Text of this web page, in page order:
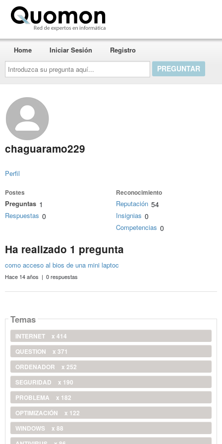
Introduzca
su
pregunta
aquí...
Home Iniciar Sesión Registro
chaguaramo229
Perfil
Postes
Preguntas 1
Respuestas 0
Reconocimiento
Reputación 54
Insignias 0
Competencias 0
Ha realizado 1 pregunta
como acceso al bios de una mini laptoc
Hace 14 años | 0 respuestas
Temas
INTERNET
x 414
QUESTION
x 371
ORDENADOR
x 252
SEGURIDAD
x 190
PROBLEMA
x 182
OPTIMIZACIÓN
x 122
WINDOWS
x 88